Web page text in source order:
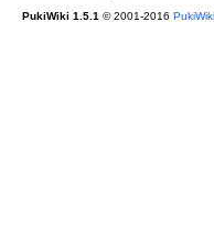
PukiWiki 1.5.1© 2001-2016